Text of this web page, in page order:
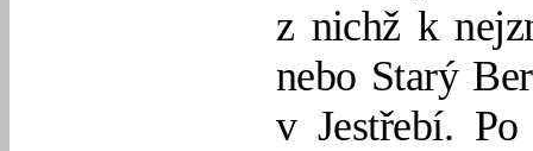
z nichž k
nebo Starý
v Jestřebí.